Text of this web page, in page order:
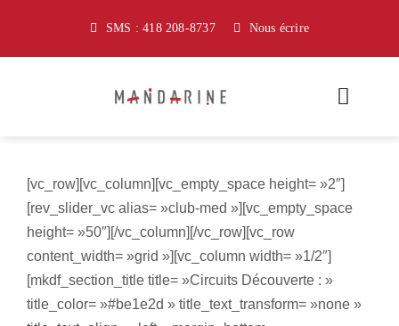
contenu
SMS : 418 208-8737 Nous écrire
Toggle
Kiosque du voyageur
Avant départ
Nous joindre
[vc_row][vc_column][vc_empty_space height= »2″]
[rev_slider_vc alias= »club-med »][vc_empty_space
height= »50″][/vc_column][/vc_row][vc_row
content_width= »grid »][vc_column width= »1/2″]
[mkdf_section_title title= »Circuits Découverte : »
title_color= »#be1e2d » title_text_transform= »none »